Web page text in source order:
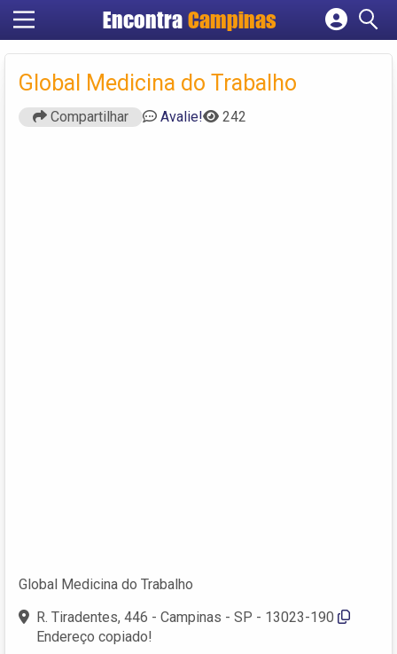
Encontra Campinas
Cadastrar empresa
Criar conta
Global Medicina do Trabalho
Compartilhar Avalie! 242
Global Medicina do Trabalho
R. Tiradentes, 446 - Campinas - SP - 13023-190
Endereço copiado!